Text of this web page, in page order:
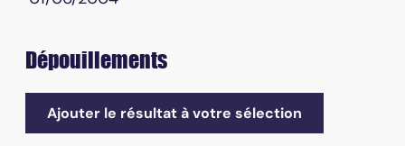
Dépouillements
Ajouter le résultat à votre sélection